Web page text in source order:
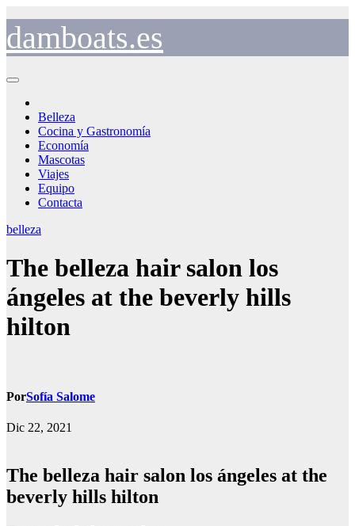
contenido
damboats.es
Belleza
Cocina y Gastronomía
Economía
Mascotas
Viajes
Equipo
Contacta
belleza
The belleza hair salon los
ángeles at the beverly hills
hilton
PorSofía Salome
Dic 22, 2021
The belleza hair salon los ángeles at the
beverly hills hilton